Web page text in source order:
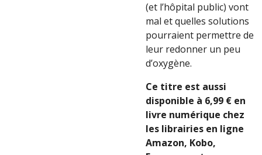
(et l’hôpital public) vont
mal et quelles solutions
pourraient permettre de
leur redonner un peu
d’oxygène.
Ce titre est aussi
disponible à 6,99 € en
livre numérique chez
les librairies en ligne
Amazon, Kobo,